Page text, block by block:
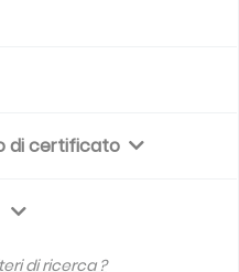
di certificato
di ricerca ?